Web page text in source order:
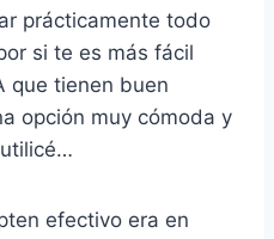
prácticamente todo
si te es más fácil
que tienen buen
opción muy cómoda y
efectivo era en